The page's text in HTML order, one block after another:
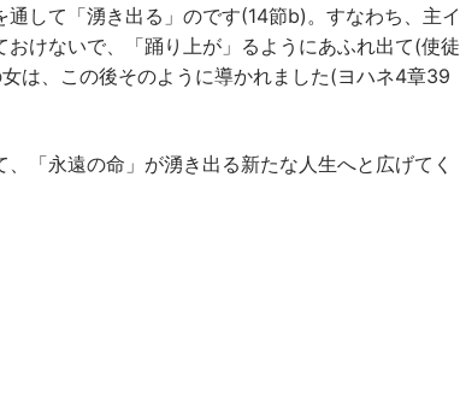
して「湧き出る」のです(14節b)。すなわち、主イ
けないで、「踊り上が」るようにあふれ出て(使徒
は、この後そのように導かれました(ヨハネ4章39
「永遠の命」が湧き出る新たな人生へと広げてく